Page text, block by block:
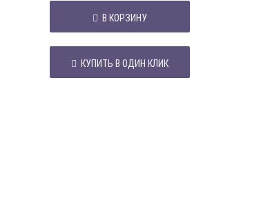
В КОРЗИНУ
КУПИТЬ В ОДИН КЛИК